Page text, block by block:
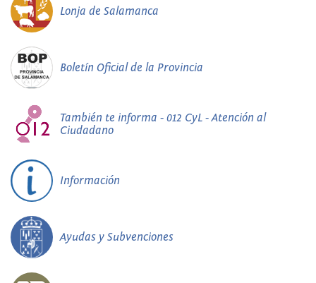
Lonja de Salamanca
Boletín Oficial de la Provincia
También te informa - 012 CyL - Atención al
Ciudadano
Información
Ayudas y Subvenciones